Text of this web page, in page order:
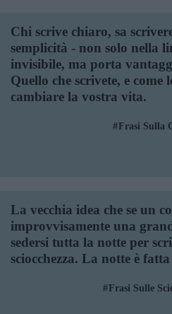
Chi scrive chiaro, sa
semplicità - non solo nella
invisibile, ma porta
Quello che scrivete, e come
cambiare la vostra vita.
Frasi Sulla
La vecchia idea che se un
improvvisamente una
sedersi tutta la notte per
sciocchezza. La notte è
Frasi Sulle